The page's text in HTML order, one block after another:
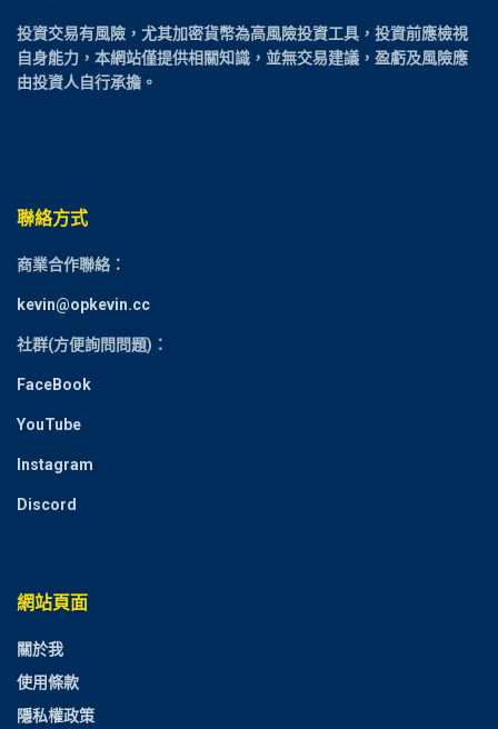
投資交易有風險，尤其加密貨幣為高風險投資工具，投資前應檢視
自身能力，本網站僅提供相關知識，並無交易建議，盈虧及風險應
由投資人自行承擔。
聯絡方式
商業合作聯絡：
kevin@opkevin.cc
社群(方便詢問問題)：
FaceBook
YouTube
Instagram
Discord
網站頁面
關於我
使用條款
隱私權政策